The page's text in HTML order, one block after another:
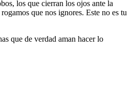
los que cierran los ojos ante la
que nos ignores. Este no es tu
que de verdad aman hacer lo